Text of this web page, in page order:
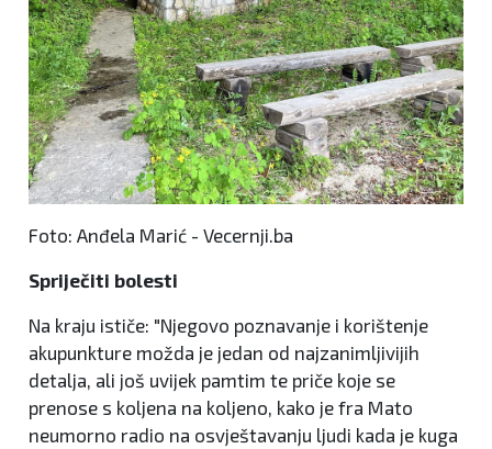
Foto: Anđela Marić - Vecernji.ba
Spriječiti bolesti
Na kraju ističe: "Njegovo poznavanje i korištenje
akupunkture možda je jedan od najzanimljivijih
detalja, ali još uvijek pamtim te priče koje se
prenose s koljena na koljeno, kako je fra Mato
neumorno radio na osvještavanju ljudi kada je kuga